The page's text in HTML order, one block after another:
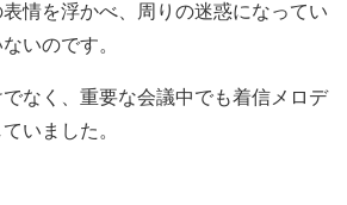
情を浮かべ、周りの迷惑になってい
いのです。
なく、重要な会議中でも着信メロデ
いました。